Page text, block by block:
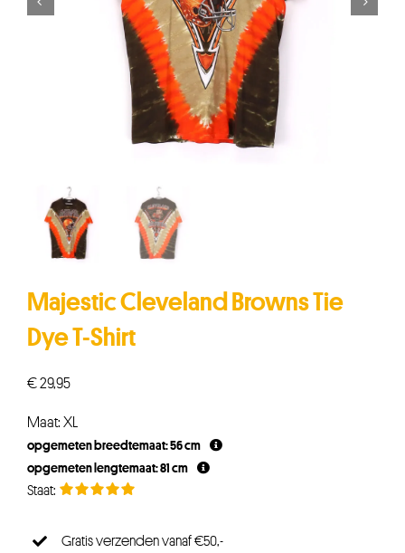
Majestic Cleveland Browns Tie
Dye T-Shirt
€29,95
Maat: XL
opgemeten breedtemaat: 56 cm
opgemeten lengtemaat: 81 cm
Gratis verzenden vanaf €50,-